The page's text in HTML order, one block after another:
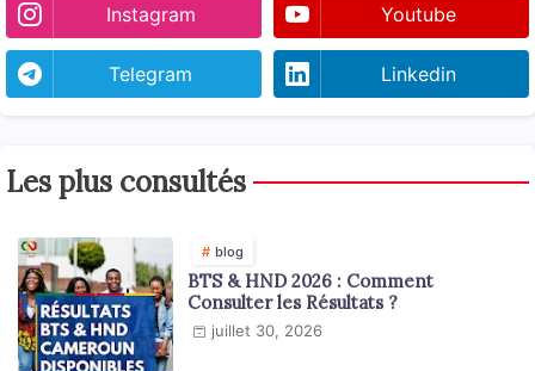
Instagram Youtube
Telegram Linkedin
Les plus consultés
blog
BTS & HND 2026 : Comment
Consulter les Résultats ?
juillet 30, 2026